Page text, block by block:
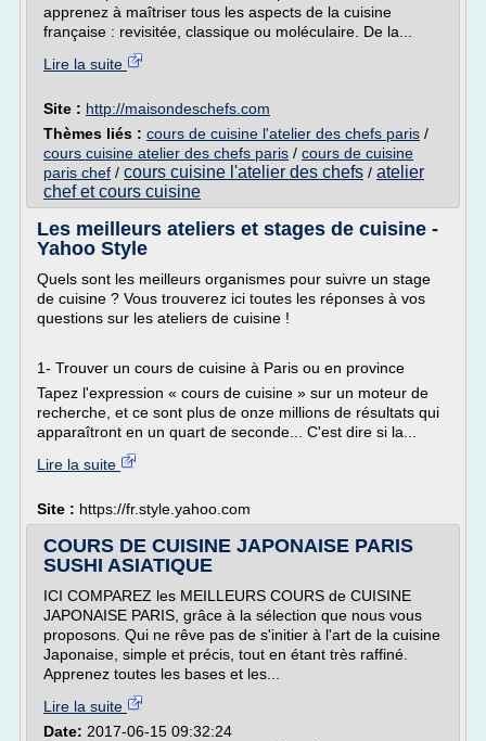
apprenez à maîtriser tous les aspects de la cuisine
française : revisitée, classique ou moléculaire. De la...
Lire la suite
Site : http://maisondeschefs.com
Thèmes liés : cours de cuisine l'atelier des chefs paris /
cours cuisine atelier des chefs paris / cours de cuisine
paris chef / cours cuisine l'atelier des chefs / atelier
chef et cours cuisine
Les meilleurs ateliers et stages de cuisine -
Yahoo Style
Quels sont les meilleurs organismes pour suivre un stage
de cuisine ? Vous trouverez ici toutes les réponses à vos
questions sur les ateliers de cuisine !
1- Trouver un cours de cuisine à Paris ou en province
Tapez l'expression « cours de cuisine » sur un moteur de
recherche, et ce sont plus de onze millions de résultats qui
apparaîtront en un quart de seconde... C'est dire si la...
Lire la suite
Site : https://fr.style.yahoo.com
COURS DE CUISINE JAPONAISE PARIS
SUSHI ASIATIQUE
ICI COMPAREZ les MEILLEURS COURS de CUISINE
JAPONAISE PARIS, grâce à la sélection que nous vous
proposons. Qui ne rêve pas de s'initier à l'art de la cuisine
Japonaise, simple et précis, tout en étant très raffiné.
Apprenez toutes les bases et les...
Lire la suite
Date: 2017-06-15 09:32:24